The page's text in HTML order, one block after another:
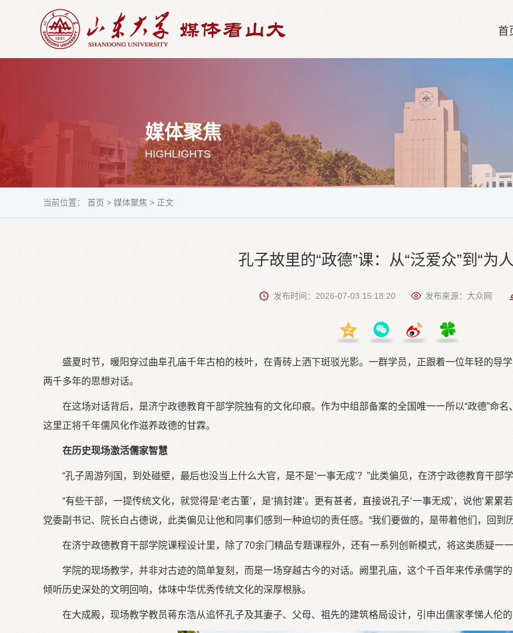
首
媒体聚焦
HIGHLIGHTS
当前位置： 首页 > 媒体聚焦 > 正文
孔子故里的“政德”课：从“泛爱众”到“为
发布时间：2026-07-03 15:18:20 发布来源：大众网
盛夏时节，暖阳穿过曲阜孔庙千年古柏的枝叶，在青砖上洒下斑驳光影。一群学员，正跟着一位年轻的导
两千多年的思想对话。
在这场对话背后，是济宁政德教育干部学院独有的文化印痕。作为中组部备案的全国唯一一所以“政德”命名
这里正将千年儒风化作滋养政德的甘霖。
在历史现场激活儒家智慧
“孔子周游列国，到处碰壁，最后也没当上什么大官，是不是‘一事无成’？”此类偏见，在济宁政德教育干部
“有些干部，一提传统文化，就觉得是‘老古董’，是‘搞封建’。更有甚者，直接说孔子‘一事无成’，说他‘累
党委副书记、院长白占德说，此类偏见让他和同事们感到一种迫切的责任感。“我们要做的，是带着他们，回到
在济宁政德教育干部学院课程设计里，除了70余门精品专题课程外，还有一系列创新模式，将这类质疑一一
学院的现场教学，并非对古迹的简单复刻，而是一场穿越古今的对话。阙里孔庙，这个千百年来传承儒学
倾听历史深处的文明回响，体味中华优秀传统文化的深厚根脉。
在大成殿，现场教学教员蒋东浩从追怀孔子及其妻子、父母、祖先的建筑格局设计，引申出儒家孝悌人伦